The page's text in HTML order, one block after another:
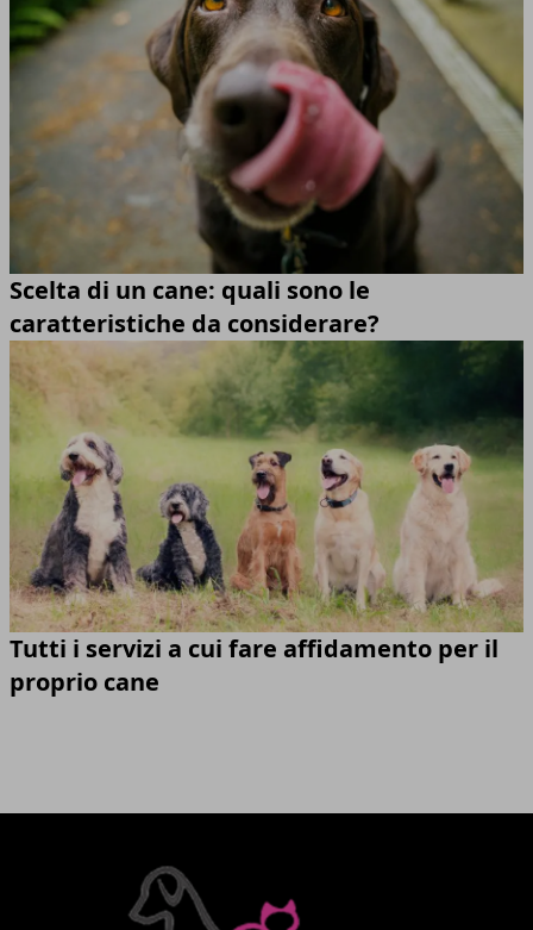
Scelta di un cane: quali sono le
caratteristiche da considerare?
Tutti i servizi a cui fare affidamento per il
proprio cane